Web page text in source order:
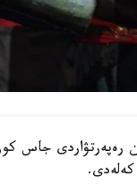
رەپەرتۋاردى جاس
كەلەدى.